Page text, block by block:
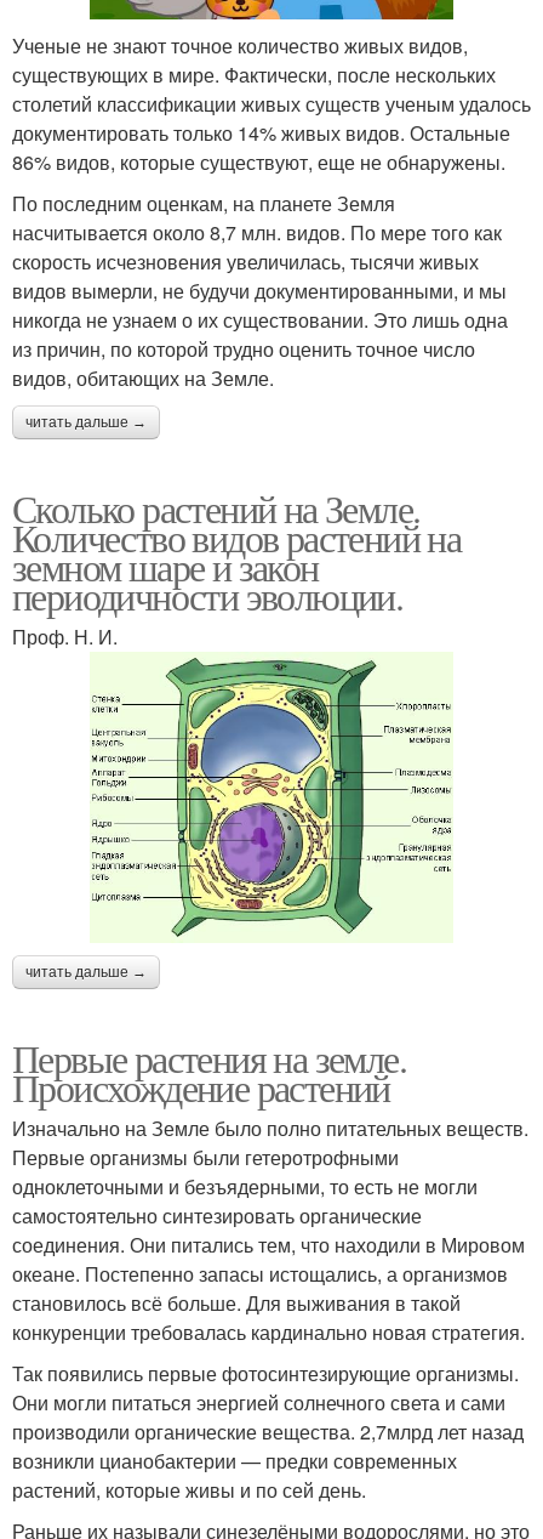
Ученые не знают точное количество живых видов,
существующих в мире. Фактически, после нескольких
столетий классификации живых существ ученым удалось
документировать только 14% живых видов. Остальные
86% видов, которые существуют, еще не обнаружены.
По последним оценкам, на планете Земля
насчитывается около 8,7 млн. видов. По мере того как
скорость исчезновения увеличилась, тысячи живых
видов вымерли, не будучи документированными, и мы
никогда не узнаем о их существовании. Это лишь одна
из причин, по которой трудно оценить точное число
видов, обитающих на Земле.
читать дальше →
Сколько растений на Земле.
Количество видов растений на
земном шаре и закон
периодичности эволюции.
Проф. Н. И.
читать дальше →
Первые растения на земле.
Происхождение растений
Изначально на Земле было полно питательных веществ.
Первые организмы были гетеротрофными
одноклеточными и безъядерными, то есть не могли
самостоятельно синтезировать органические
соединения. Они питались тем, что находили в Мировом
океане. Постепенно запасы истощались, а организмов
становилось всё больше. Для выживания в такой
конкуренции требовалась кардинально новая стратегия.
Так появились первые фотосинтезирующие организмы.
Они могли питаться энергией солнечного света и сами
производили органические вещества. 2,7млрд лет назад
возникли цианобактерии — предки современных
растений, которые живы и по сей день.
Раньше их называли синезелёными водорослями, но это